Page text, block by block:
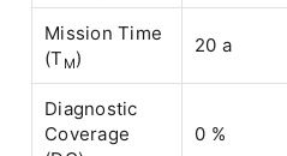
Mission Time
(T M)
20 a
Diagnostic
Coverage
0 %